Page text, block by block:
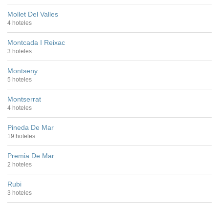
Mollet Del Valles
4 hoteles
Montcada I Reixac
3 hoteles
Montseny
5 hoteles
Montserrat
4 hoteles
Pineda De Mar
19 hoteles
Premia De Mar
2 hoteles
Rubi
3 hoteles